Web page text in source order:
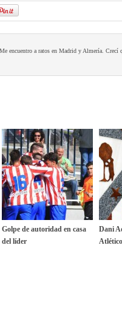
encuentro a ratos en Madrid y Almería. Crecí
Golpe de autoridad en casa
del líder
Dani